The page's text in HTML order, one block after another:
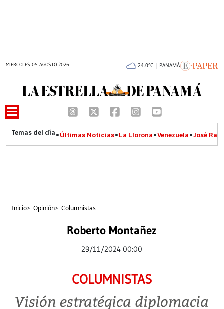
MIÉRCOLES 05 AGOSTO 2026 24.0°C | PANAMÁ
Últimas Noticias La Llorona Venezuela José
Inicio> Opinión> Columnistas
Roberto Montañez
29/11/2024 00:00
COLUMNISTAS
Visión estratégica diplomacia